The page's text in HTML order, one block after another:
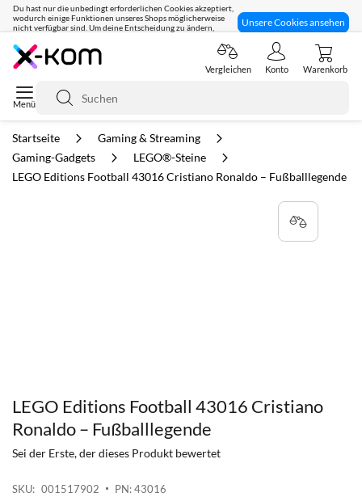
Du hast nur die unbedingt erforderlichen Cookies akzeptiert,
wodurch einige Funktionen unseres Shops möglicherweise
nicht verfügbar sind. Um deine Entscheidung zu ändern,
Unsere Cookies ansehen
Seit 8 Jahren für dich da!
Suche
Vergleichen Konto Warenkorb
Startseite
Gaming & Streaming
Gaming-Gadgets
LEGO®-Steine
LEGO Editions Football 43016 Cristiano Ronaldo – Fußballlegende
LEGO Editions Football 43016 Cristiano
Ronaldo – Fußballlegende
SKU 001517902 PN: 43016
Sei der Erste, der dieses Produkt bewertet
Zum
Anfang
Bildgalerie